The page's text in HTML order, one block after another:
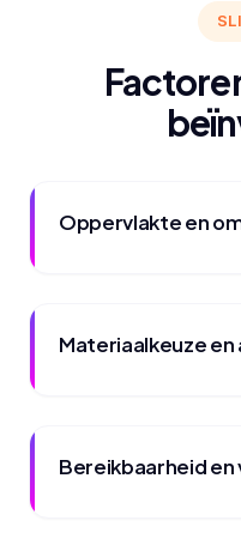
Oppervlakte en
Materiaalkeuze
Bereikbaarheid